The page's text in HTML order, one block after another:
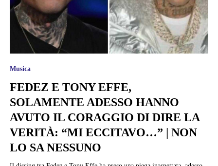
Musica
FEDEZ E TONY EFFE,
SOLAMENTE ADESSO HANNO
AVUTO IL CORAGGIO DI DIRE LA
VERITÀ: “MI ECCITAVO…” | NON
LO SA NESSUNO